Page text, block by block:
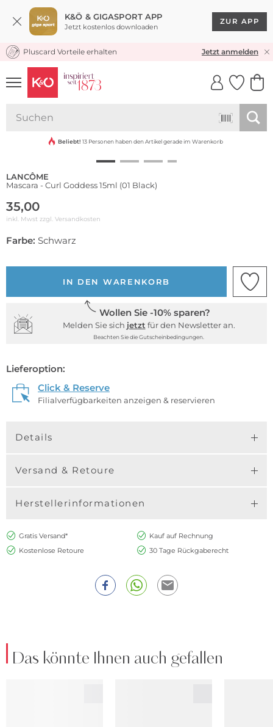
K&Ö & GIGASPORT APP
Jetzt kostenlos downloaden
ZUR APP
KOSTENLOSER VERSAND* & RÜCKVERSAND
Pluscard Vorteile erhalten Jetzt anmelden
UNSERE APP
CLICK &
Beliebt! 13 Personen haben den Artikel gerade im Warenkorb
LANCÔME
Mascara - Curl Goddess 15ml (01 Black)
35,00
inkl. Mwst zzgl. Versandkosten
Farbe: Schwarz
IN DEN WARENKORB
Wollen Sie -10% sparen?
Melden Sie sich jetzt für den Newsletter an.
Beachten Sie die Gutscheinbedingungen.
Lieferoption:
Click & Reserve
Filialverfügbarkeiten anzeigen & reservieren
Details
Versand & Retoure
Herstellerinformationen
Gratis Versand*
Kauf auf Rechnung
Kostenlose Retoure
30 Tage Rückgaberecht
Das könnte Ihnen auch gefallen